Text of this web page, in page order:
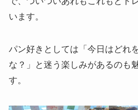
います。
パン好きとしては「今日はどれ
な？」と迷う楽しみがあるのも
す。